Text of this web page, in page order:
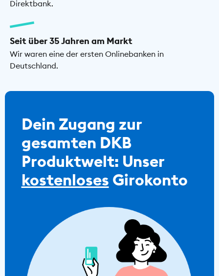
Direktbank.
Seit über 35 Jahren am Markt
Wir waren eine der ersten Onlinebanken in
Deutschland.
Dein Zugang zur
gesamten DKB
Produktwelt: Unser
kostenloses Girokonto